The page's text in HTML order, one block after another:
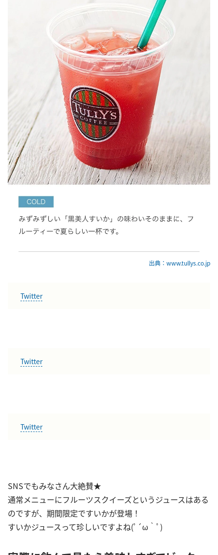
出典：www.tullys.co.jp
Twitter
Twitter
Twitter
SNSでもみなさん大絶賛★
通常メニューにフルーツスクイーズというジュースはある
のですが、期間限定ですいかが登場！
すいかジュースって珍しいですよね(ﾟ´ω｀ﾟ)